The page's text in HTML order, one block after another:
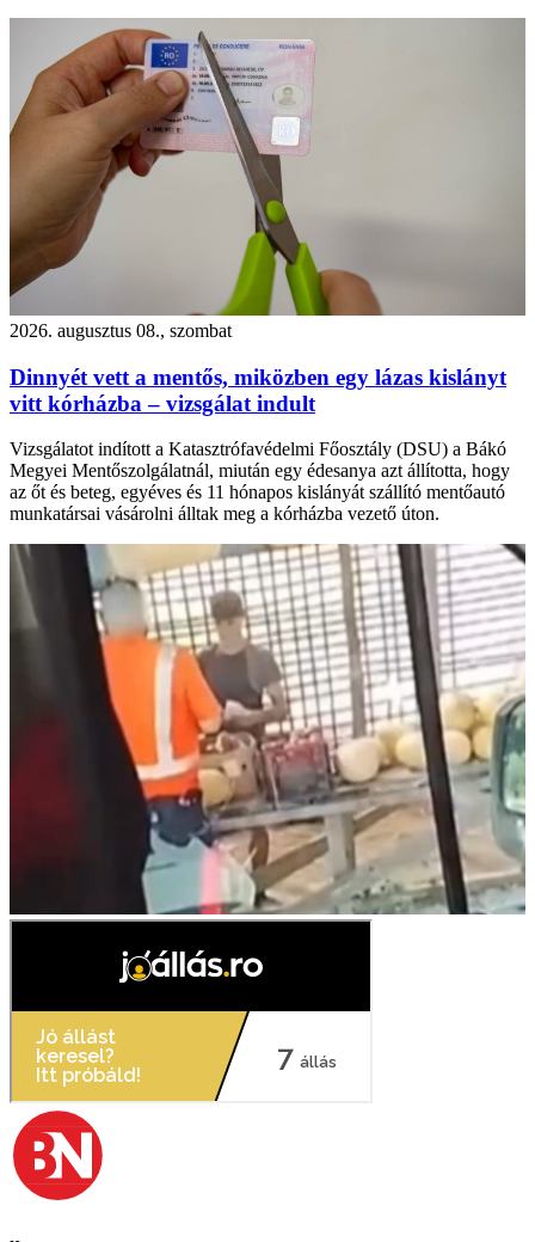
2026. augusztus 08., szombat
Dinnyét vett a mentős, miközben egy lázas kislányt
vitt kórházba – vizsgálat indult
Vizsgálatot indított a Katasztrófavédelmi Főosztály (DSU) a Bákó
Megyei Mentőszolgálatnál, miután egy édesanya azt állította, hogy
az őt és beteg, egyéves és 11 hónapos kislányát szállító mentőautó
munkatársai vásárolni álltak meg a kórházba vezető úton.